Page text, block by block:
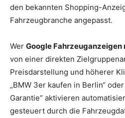
den bekannten Shopping-
Fahrzeugbranche angepasst.
Wer Google
von einer direkten
Preisdarstellung und höherer
„BMW 3er kaufen in Berlin“
Garantie“ aktivieren
gesteuert durch die